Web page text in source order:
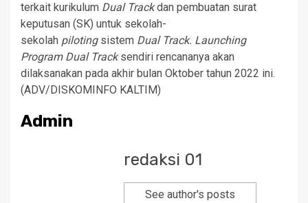
terkait kurikulum Dual Trackdan pembuatan surat
keputusan (SK) untuk sekolah-
sekolah pilotingsistem Dual Track. Launching
Program Dual Tracksendiri rencananya akan
dilaksanakan pada akhir bulan Oktober tahun 2022 ini.
(ADV/DISKOMINFO KALTIM)
Admin
redaksi 01
See author's posts